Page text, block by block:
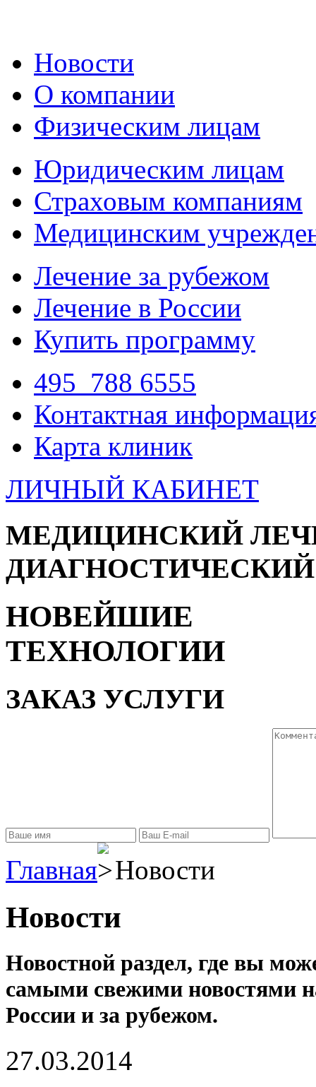
Новости
О компании
Физическим лицам
Юридическим лицам
Страховым компаниям
Медицинским
Лечение за рубежом
Лечение в России
Купить программу
495 788 6555
Контактная
Карта клиник
ЛИЧНЫЙ КАБИНЕТ
МЕДИЦИНСКИЙ
НОВЕЙШИЕ
ТЕХНОЛОГИИ
ЗАКАЗ УСЛУГИ
Главная Новости
Новости
Новостной раздел, где вы
самыми свежими новостями
России и за рубежом.
27.03.2014